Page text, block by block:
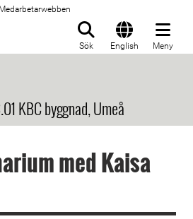
Medarbetarwebben
Sök English Meny
KBC byggnad, Umeå
med Kaisa